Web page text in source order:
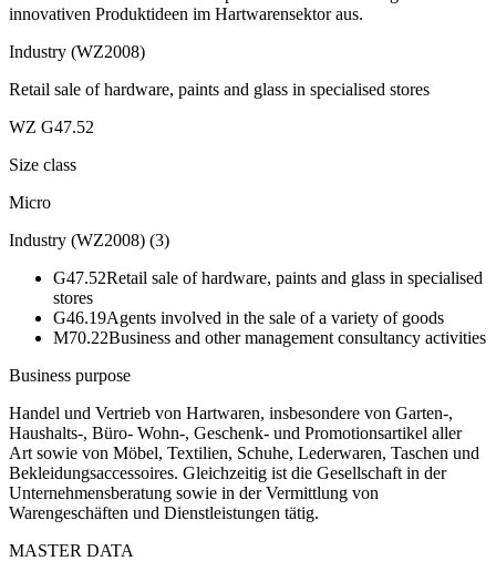
innovativen Produktideen im Hartwarensektor aus.
Industry (WZ2008)
Retail sale of hardware, paints and glass in specialised stores
WZ G47.52
Size class
Micro
Industry (WZ2008) (3)
G47.52Retail sale of hardware, paints and glass in specialised
stores
G46.19Agents involved in the sale of a variety of goods
M70.22Business and other management consultancy activities
Business purpose
Handel und Vertrieb von Hartwaren, insbesondere von Garten-,
Haushalts-, Büro- Wohn-, Geschenk- und Promotionsartikel aller
Art sowie von Möbel, Textilien, Schuhe, Lederwaren, Taschen und
Bekleidungsaccessoires. Gleichzeitig ist die Gesellschaft in der
Unternehmensberatung sowie in der Vermittlung von
Warengeschäften und Dienstleistungen tätig.
MASTER DATA